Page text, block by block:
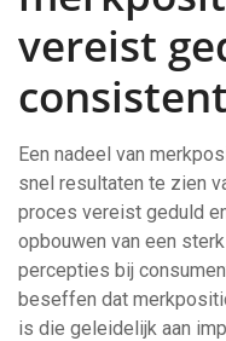
vereist
Een nadeel van
snel resultaten te zien
proces vereist geduld
opbouwen van een
percepties bij
beseffen dat
is die geleidelijk aan